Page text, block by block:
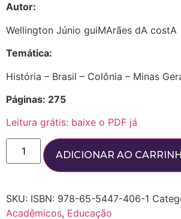
Autor:
Wellington Júnio guiMArães dA costA
Temática:
História – Brasil – Colônia – Minas
Páginas: 275
Leitura grátis: baixe o PDF já
ADICIONAR AO
SKU: ISBN: 978-65-5447-406-1
Acadêmicos, Educação